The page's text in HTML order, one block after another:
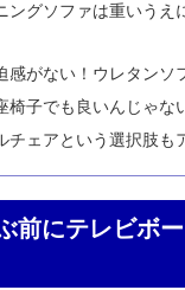
ングソファは重いうえ
感がない！ウレタンソ
椅子でも良いんじゃな
チェアという選択肢も
前にテレビボ